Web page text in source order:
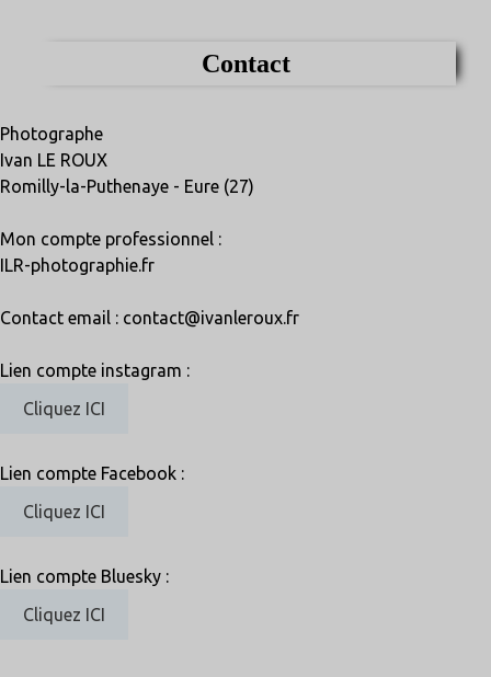
Contact
Photographe
Ivan LE ROUX
Romilly-la-Puthenaye - Eure (27)
Mon compte professionnel :
ILR-photographie.fr
Contact email : contact@ivanleroux.fr
Lien compte instagram :
Cliquez ICI
Lien compte Facebook :
Cliquez ICI
Lien compte Bluesky :
Cliquez ICI